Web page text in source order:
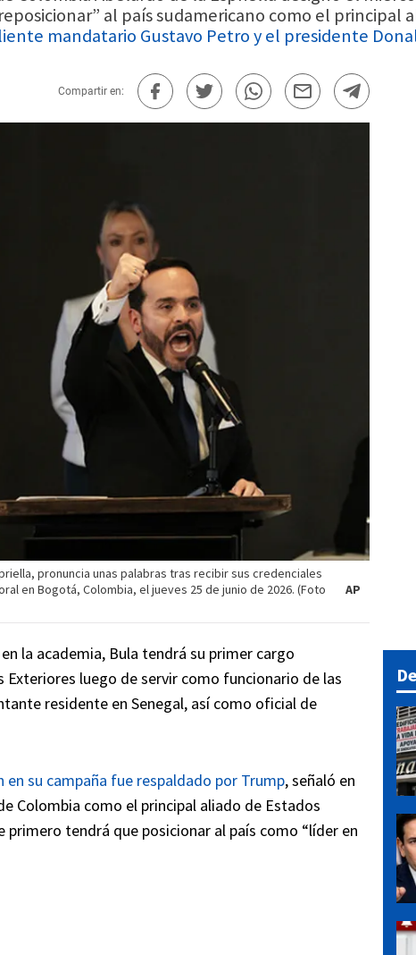
al país sudamericano como el principal
mandatario Gustavo Petro y el presidente
Compartir en:
pronuncia unas palabras tras recibir sus credenciales
en Bogotá, Colombia, el jueves 25 de junio de 2026. (Foto
AP
la academia, Bula tendrá su primer cargo
luego de servir como funcionario de las
residente en Senegal, así como oficial de
en su campaña fue respaldado por Trump, señaló en
Colombia como el principal aliado de Estados
primero tendrá que posicionar al país como “líder en